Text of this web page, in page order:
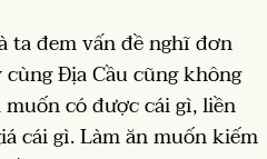
ta đem vấn đề nghĩ đơn
Địa Cầu cũng không
có được cái gì, liền
cái gì. Làm ăn muốn kiếm